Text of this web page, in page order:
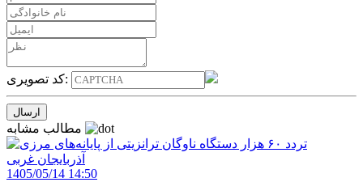
کد تصویری:
1405/05/14 14:50